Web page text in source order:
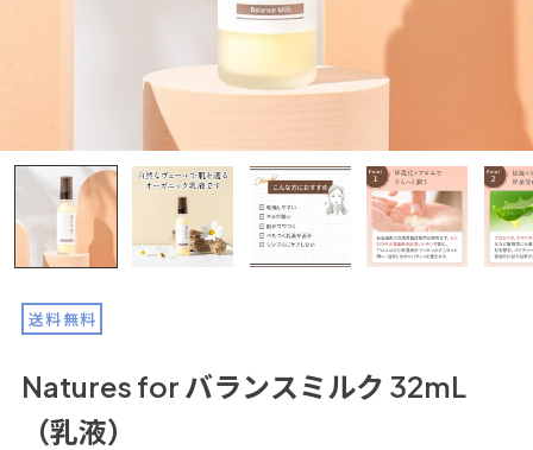
送料無料
Natures for バランスミルク 32mL
（乳液）